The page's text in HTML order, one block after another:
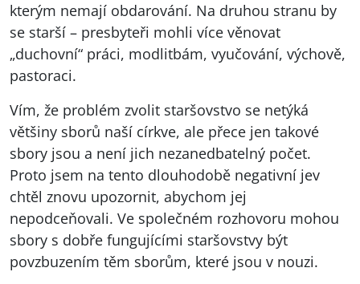
kterým nemají obdarování. Na druhou stranu by
se starší – presbyteři mohli více věnovat
„duchovní“ práci, modlitbám, vyučování, výchově,
pastoraci.
Vím, že problém zvolit staršovstvo se netýká
většiny sborů naší církve, ale přece jen takové
sbory jsou a není jich nezanedbatelný počet.
Proto jsem na tento dlouhodobě negativní jev
chtěl znovu upozornit, abychom jej
nepodceňovali. Ve společném rozhovoru mohou
sbory s dobře fungujícími staršovstvy být
povzbuzením těm sborům, které jsou v nouzi.